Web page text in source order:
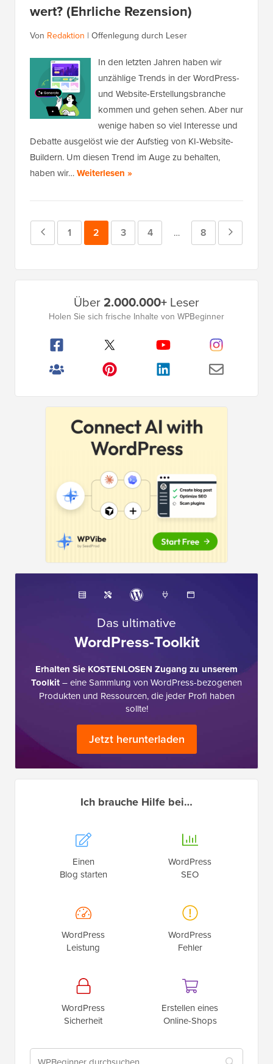
wert? (Ehrliche Rezension)
Von Redaktion | Offenlegung durch Leser
In den letzten Jahren haben wir
unzählige Trends in der WordPress-
und Website-Erstellungsbranche
kommen und gehen sehen. Aber nur
wenige haben so viel Interesse und
Debatte ausgelöst wie der Aufstieg von KI-Website-
Buildern. Um diesen Trend im Auge zu behalten,
haben wir…Weiterlesen »
Vorherige
Seite
1 Seite
2 Seite
3 Seite
4
Zwischenseiten
weggelassen
… Seite
8
Seitenleistenmenü
Über2.000.000+ Leser
Holen Sie sich frische Inhalte von WPBeginner
Das ultimative
WordPress-Toolkit
Erhalten Sie KOSTENLOSEN Zugang zu unserem
Toolkit– eine Sammlung von WordPress-bezogenen
Produkten und Ressourcen, die jeder Profi haben
sollte!
Jetzt herunterladen
Ich brauche Hilfe bei…
Einen
Blog starten
WordPress
SEO
WordPress
Leistung
WordPress
Fehler
WordPress
Sicherheit
Erstellen eines
Online-Shops